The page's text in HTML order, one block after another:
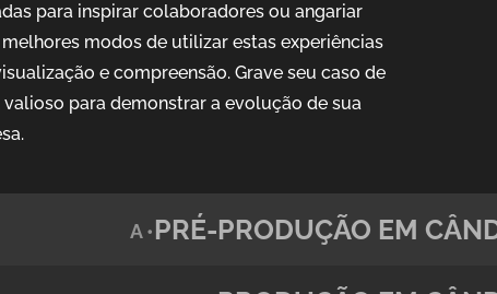
para inspirar colaboradores ou angariar
modos de utilizar estas experiências
e compreensão. Grave seu caso de
para demonstrar a evolução de sua
A •PRÉ-PRODUÇÃO EM